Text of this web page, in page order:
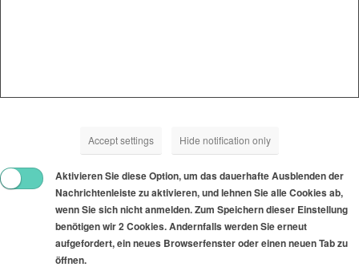
Accept settings Hide notification only
Aktivieren Sie diese Option, um das dauerhafte Ausblenden der
Nachrichtenleiste zu aktivieren, und lehnen Sie alle Cookies ab,
wenn Sie sich nicht anmelden. Zum Speichern dieser Einstellung
benötigen wir 2 Cookies. Andernfalls werden Sie erneut
aufgefordert, ein neues Browserfenster oder einen neuen Tab zu
öffnen.